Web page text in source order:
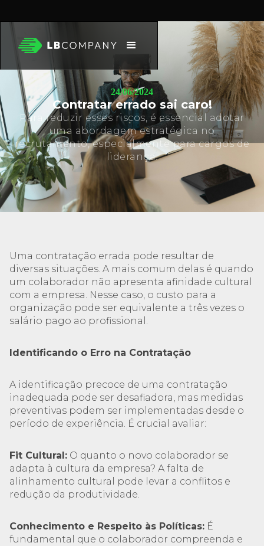
24/06/2024
Contratar errado sai caro!
Para reduzir esses riscos, é essencial adotar
uma abordagem estratégica no
recrutamento, especialmente para cargos de
liderança.
Uma contratação errada pode resultar de
diversas situações. A mais comum delas é quando
um colaborador não apresenta afinidade cultural
com a empresa. Nesse caso, o custo para a
organização pode ser equivalente a três vezes o
salário pago ao profissional.
Identificando o Erro na Contratação
A identificação precoce de uma contratação
inadequada pode ser desafiadora, mas medidas
preventivas podem ser implementadas desde o
período de experiência. É crucial avaliar:
Fit Cultural: O quanto o novo colaborador se
adapta à cultura da empresa? A falta de
alinhamento cultural pode levar a conflitos e
redução da produtividade.
Conhecimento e Respeito às Políticas: É
fundamental que o colaborador compreenda e